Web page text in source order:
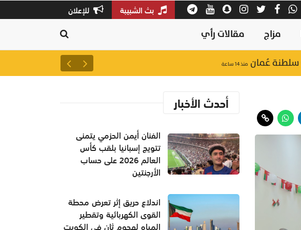
بث الشبيبة للإعلان
مزاج مقالات رأي
منذ ١٤ ساعة
أحدث الأخبار
الفنان أيمن الحزمي يتمنى
تتويج إسبانيا بلقب كأس
العالم 2026 على حساب
الأرجنتين
اندلاع حريق إثر تعرض محطة
القوى الكهربائية وتقطير